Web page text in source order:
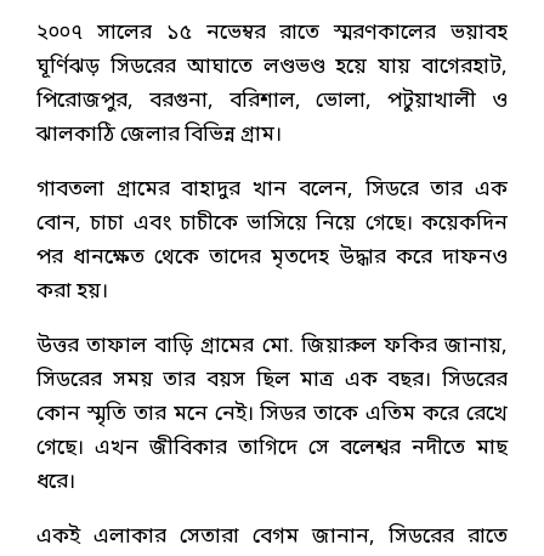
২০০৭ সালের ১৫ নভেম্বর রাতে স্মরণকালের ভয়াবহ
ঘূর্ণিঝড় সিডরের আঘাতে লণ্ডভণ্ড হয়ে যায় বাগেরহাট,
পিরোজপুর, বরগুনা, বরিশাল, ভোলা, পটুয়াখালী ও
ঝালকাঠি জেলার বিভিন্ন গ্রাম।
গাবতলা গ্রামের বাহাদুর খান বলেন, সিডরে তার এক
বোন, চাচা এবং চাচীকে ভাসিয়ে নিয়ে গেছে। কয়েকদিন
পর ধানক্ষেত থেকে তাদের মৃতদেহ উদ্ধার করে দাফনও
করা হয়।
উত্তর তাফাল বাড়ি গ্রামের মো. জিয়ারুল ফকির জানায়,
সিডরের সময় তার বয়স ছিল মাত্র এক বছর। সিডরের
কোন স্মৃতি তার মনে নেই। সিডর তাকে এতিম করে রেখে
গেছে। এখন জীবিকার তাগিদে সে বলেশ্বর নদীতে মাছ
ধরে।
একই এলাকার সেতারা বেগম জানান, সিডরের রাতে